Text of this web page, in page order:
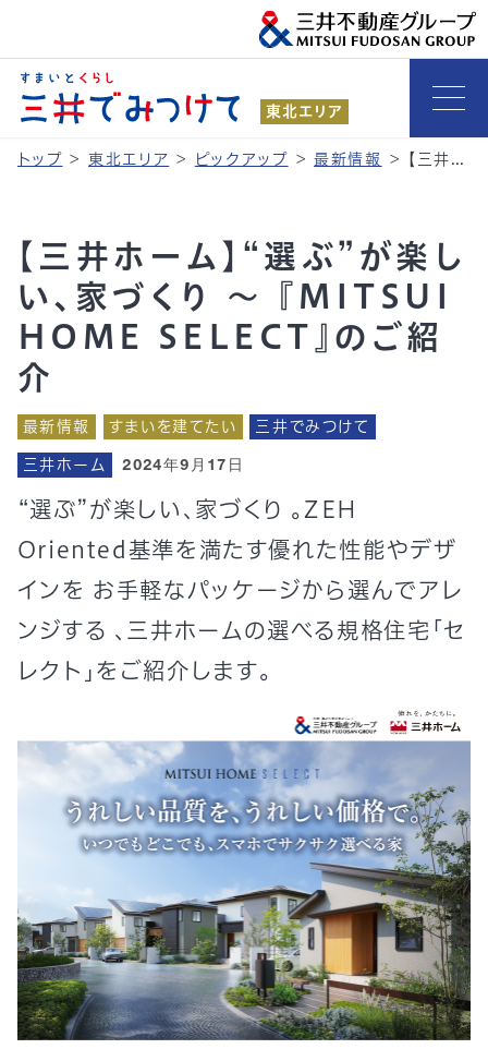
東北エリア
トップ > 東北エリア > ピックアップ > 最新情報 > 【三井ホーム】“選ぶ”が楽しい、家づくり ～ 『MITSUI HOME SELECT』のご紹介
【三井ホーム】“選ぶ”が楽し
い、家づくり ～ 『MITSUI
HOME SELECT』のご紹
介
最新情報 すまいを建てたい
三井でみつけて
三井ホーム
2024年9月17日
“選ぶ”が楽しい、家づくり 。ZEH
Oriented基準を満たす優れた性能やデザ
インを お手軽なパッケージから選んでアレ
ンジする 、三井ホームの選べる規格住宅「セ
レクト」をご紹介します。